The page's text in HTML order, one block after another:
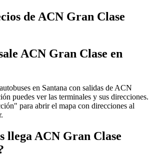
de ACN Gran Clase
ACN Gran Clase en
en Santana con salidas de ACN
puedes ver las terminales y sus direcciones.
para abrir el mapa con direcciones al
llega ACN Gran Clase